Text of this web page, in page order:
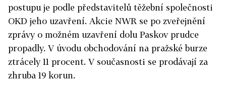
postupu je podle představitelů těžební společnosti
OKD jeho uzavření. Akcie NWR se po zveřejnění
zprávy o možném uzavření dolu Paskov prudce
propadly. V úvodu obchodování na pražské burze
ztrácely 11 procent. V současnosti se prodávají za
zhruba 19 korun.